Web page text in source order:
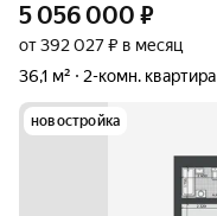
5 056 000 ₽
от 392 027 ₽ в месяц
36,1 м²
2-комн. квартира
новостройка